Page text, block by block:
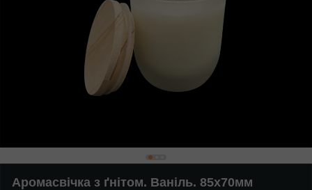
Аромасвічка з ґнітом. Ваніль. 85х70мм